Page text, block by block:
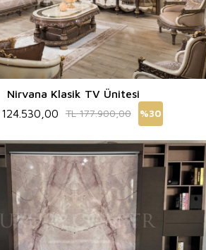
Nirvana Klasik TV Ünitesi
%30
177.900,00
TL
124.530,00